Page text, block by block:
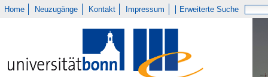
Home Neuzugänge Kontakt Impressum Erweiterte Suche